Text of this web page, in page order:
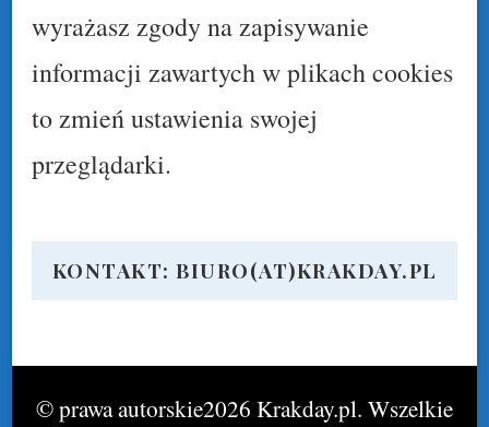
wyrażasz zgody na zapisywanie
informacji zawartych w plikach cookies
to zmień ustawienia swojej
przeglądarki.
KONTAKT: BIURO(AT)KRAKDAY.PL
© prawa autorskie2026 Krakday.pl. Wszelkie